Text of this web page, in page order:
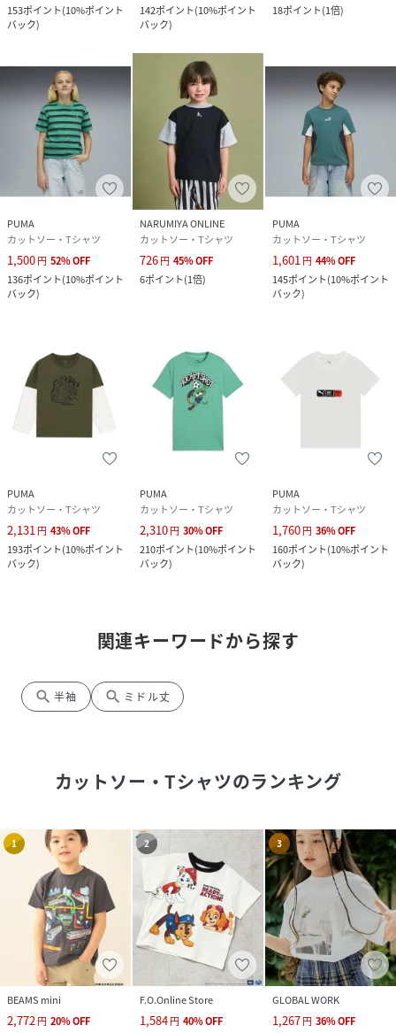
153ポイント(10%ポイント
バック)
142ポイント(10%ポイント
バック)
18ポイント(1倍)
PUMA
カットソー・Tシャツ
1,500円 52%OFF
136ポイント(10%ポイント
バック)
NARUMIYA ONLINE
カットソー・Tシャツ
726円 45%OFF
6ポイント(1倍)
PUMA
カットソー・Tシャツ
1,601円 44%OFF
145ポイント(10%ポイント
バック)
PUMA
カットソー・Tシャツ
2,131 円 43%OFF
193ポイント(10%ポイント
バック)
PUMA
カットソー・Tシャツ
2,310円 30%OFF
210ポイント(10%ポイント
バック)
PUMA
カットソー・Tシャツ
1,760円 36%OFF
160ポイント(10%ポイント
バック)
関連キーワードから探す
search 半袖 search ミドル丈
カットソー・Tシャツのランキング
1
BEAMS mini
2,772円 20%OFF
2
F.O.Online Store
1,584円 40%OFF
3
GLOBAL WORK
1,267円 36%OFF